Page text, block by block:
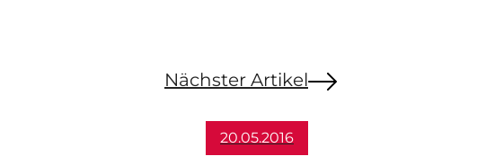
Nächster Artikel
20.05.2016